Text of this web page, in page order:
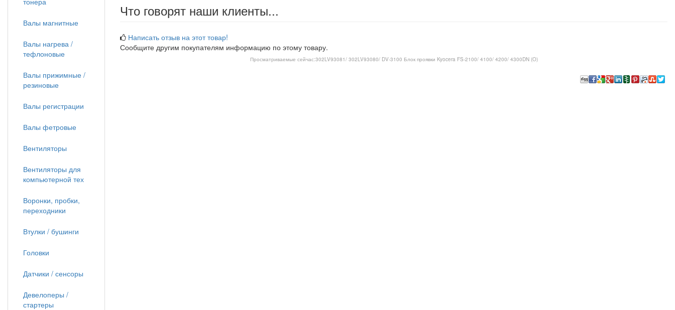
Что говорят наши клиенты...
Написать отзыв на этот товар!
Сообщите другим покупателям информацию по этому товару.
Просматриваемые сейчас:302LV93081/ 302LV93080/ DV-3100 Блок проявки Kyocera FS-2100/ 4100/ 4200/ 4300DN (O)
Валы магнитные
Валы нагрева /
тефлоновые
Валы прижимные /
резиновые
Валы регистрации
Валы фетровые
Вентиляторы
Вентиляторы для
компьютерной тех
Воронки, пробки,
переходники
Втулки / бушинги
Головки
Датчики / сенсоры
Девелоперы /
стартеры